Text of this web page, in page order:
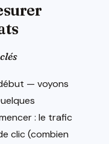
— voyons
: le trafic
clic (combien